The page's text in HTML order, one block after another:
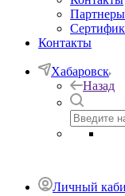
Партнеры
Контакты
Хабаровск
Назад
Личный